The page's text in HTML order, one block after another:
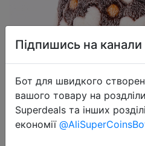
Підпишись на канали
Бот для швидкого
вашого товару на
Superdeals та інших
економії